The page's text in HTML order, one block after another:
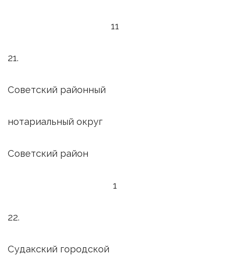
11
21.
Советский районный
нотариальный округ
Советский район
1
22.
Судакский городской